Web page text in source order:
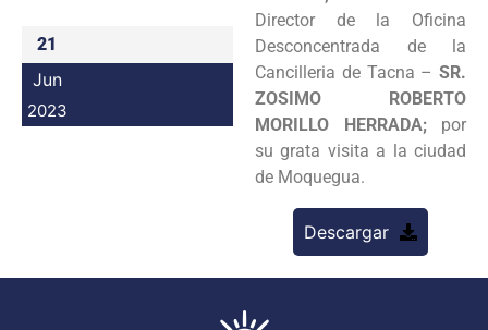
Programas
Intranet
21
Jun
2023
Director de la Oficina
Desconcentrada de la
Cancilleria de Tacna – SR.
ZOSIMO ROBERTO
MORILLO HERRADA; por
su grata visita a la ciudad
de Moquegua.
Descargar